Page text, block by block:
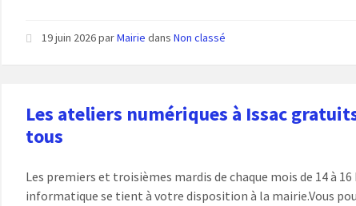
19 juin 2026parMairie dansNon classé
Les ateliers numériques à Issac
tous
Les premiers et troisièmes mardis de chaque mois de 14 à
informatique se tient à votre disposition à la mairie.Vous